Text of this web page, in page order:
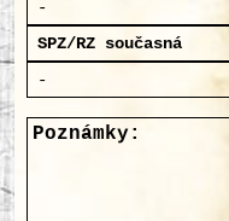
-
SPZ/RZ současná
-
Poznámky: